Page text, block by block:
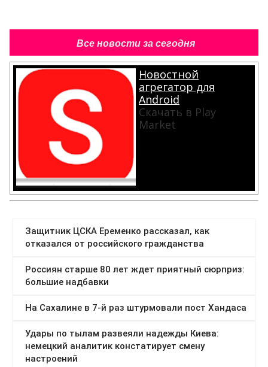
Все новости за сегодня
Новостной
агрегатор для
Android
Скачать в Play
Market